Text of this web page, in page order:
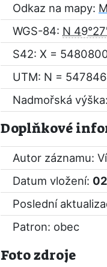
Odkaz na mapy:
WGS-84: N
S42: X =
UTM: N =
Nadmořská
Doplňkové
Autor záznamu:
Datum vložení:
Poslední
Patron: obec
Foto zdroje